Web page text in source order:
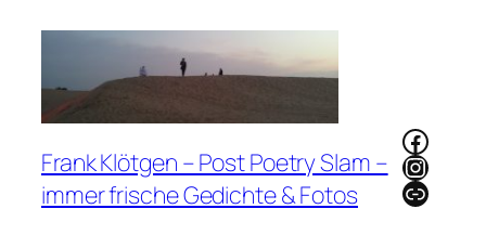
Frank Klötgen – Post Poetry Slam –
immer frische Gedichte & Fotos
Link